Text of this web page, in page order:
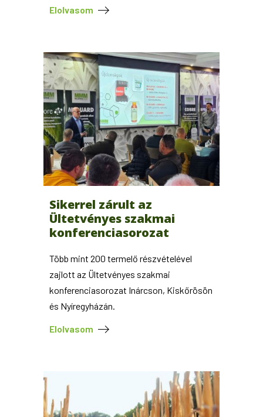
Elolvasom
Sikerrel zárult az
Ültetvényes szakmai
konferenciasorozat
Több mint 200 termelő részvételével
zajlott az Ültetvényes szakmai
konferenciasorozat Inárcson, Kiskőrösön
és Nyíregyházán.
Elolvasom